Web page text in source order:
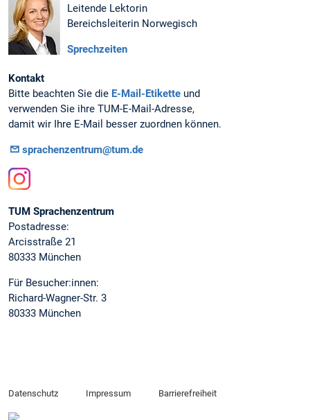
Leitende Lektorin
Bereichsleiterin Norwegisch
Sprechzeiten
Kontakt
Bitte beachten Sie die E-Mail-Etikette und
verwenden Sie ihre TUM-E-Mail-Adresse,
damit wir Ihre E-Mail besser zuordnen können.
sprachenzentrum@tum.de
TUM Sprachenzentrum
Postadresse:
Arcisstraße 21
80333 München
Für Besucher:innen:
Richard-Wagner-Str. 3
80333 München
Datenschutz Impressum Barrierefreiheit